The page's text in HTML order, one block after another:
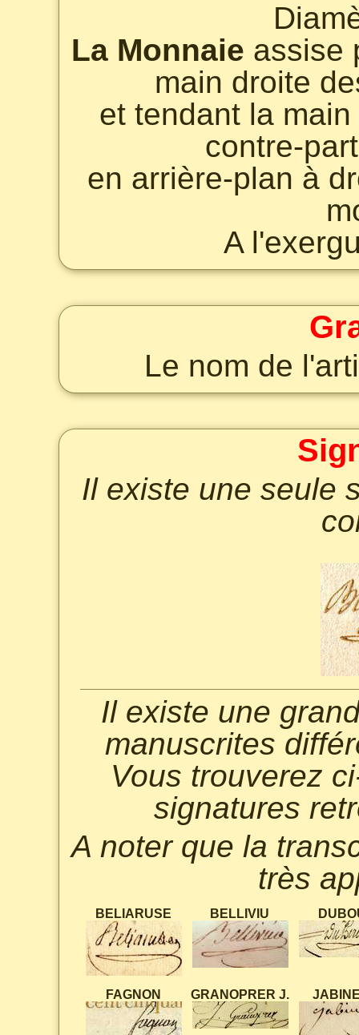
La Monnaie assise
main droite
et tendant la
contre-
en arrière-plan à
A
Le nom de
Il existe une seule
Il existe une
manuscrites
Vous trouverez
signatures
A noter que la
très
BELIARUSE BELLIVIU
FAGNON GRANOPRER J.